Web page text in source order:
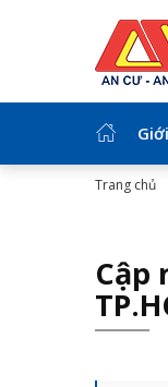
Trang chủ
Cập